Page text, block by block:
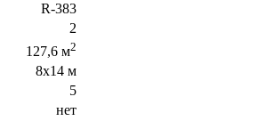
R-383
2
127,6 м2
8x14 м
5
нет